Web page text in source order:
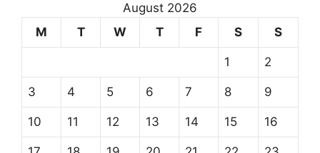
August 2026
M
T W T F S S
1 2
3 4 5 6 7 8 9
10 11 12 13 14 15 16